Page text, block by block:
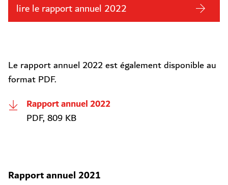
lire le rapport annuel 2022
Le rapport annuel 2022 est également disponible au
format PDF.
Rapport annuel 2022
PDF, 809 KB
Rapport annuel 2021